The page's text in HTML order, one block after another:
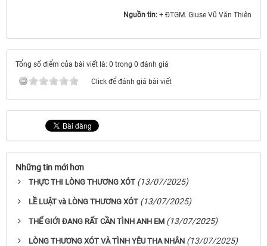
Nguồn tin: + ĐTGM. Giuse Vũ Văn Thiên
Tổng số điểm của bài viết là: 0 trong 0 đánh giá
Click để đánh giá bài viết
Những tin mới hơn
THỰC THI LÒNG THƯƠNG XÓT (13/07/2025)
LỀ LUẬT và LÒNG THƯƠNG XÓT (13/07/2025)
THẾ GIỚI ĐANG RẤT CẦN TÌNH ANH EM (13/07/2025)
LÒNG THƯƠNG XÓT VÀ TÌNH YÊU THA NHÂN (13/07/2025)